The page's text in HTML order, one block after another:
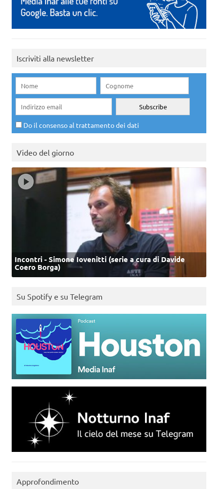
Iscriviti alla newsletter
Do il consenso al trattamento dei dati
Video del giorno
Incontri - Simone Iovenitti (serie a cura di Davide
Coero Borga)
Su Spotify e su Telegram
Approfondimento